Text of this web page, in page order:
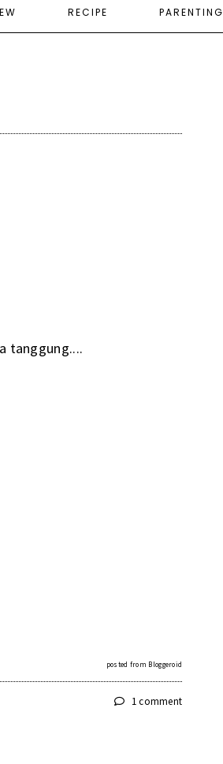
RECIPE PARENTING
tanggung....
posted from Bloggeroid
1 comment